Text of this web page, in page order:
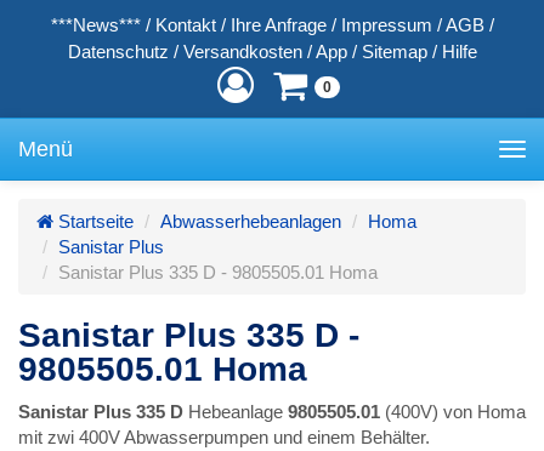
***News*** / Kontakt / Ihre Anfrage / Impressum / AGB /
Datenschutz / Versandkosten / App / Sitemap / Hilfe
0
Menü
Startseite Abwasserhebeanlagen
Homa
Sanistar Plus
Sanistar Plus 335 D - 9805505.01 Homa
Sanistar Plus 335 D -
9805505.01 Homa
Sanistar Plus 335 D Hebeanlage 9805505.01 (400V) von Homa
mit zwi 400V Abwasserpumpen und einem Behälter.